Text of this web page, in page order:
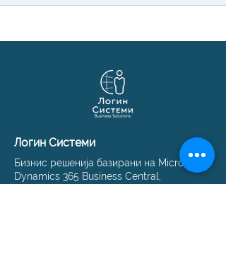
Логин Системи
Бизнис решенија базирани на Microsoft
Dynamics 365 Business Central,